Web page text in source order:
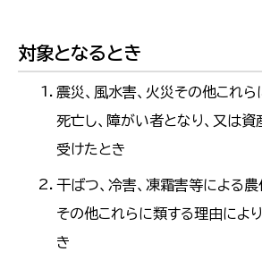
対象となるとき
震災、風水害、火災その他これ
死亡し、障がい者となり、又は
受けたとき
干ばつ、冷害、凍霜害等による農
その他これらに類する理由によ
き